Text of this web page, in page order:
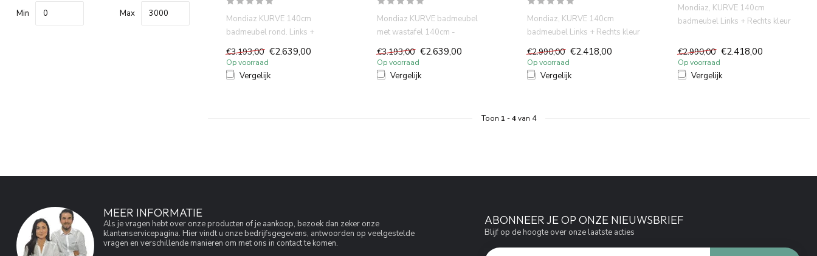
Min Max
Mondiaz KURVE 140cm
badmeubel rond. Links +
2 deu...
€3.193,00 €2.639,00
Op voorraad
Vergelijk
Mondiaz KURVE badmeubel
met wastafel 140cm -
Links + R...
€3.193,00 €2.639,00
Op voorraad
Vergelijk
Mondiaz, KURVE 140cm
badmeubel Links + Rechts kleur
€2.990,00 €2.418,00
Op voorraad
Vergelijk
Mondiaz, KURVE 140cm
badmeubel Links + Rechts kleur
€2.990,00 €2.418,00
Op voorraad
Vergelijk
Toon 1 -4van 4
MEER INFORMATIE
Als je vragen hebt over onze producten of je aankoop, bezoek dan zeker onze
klantenservicepagina. Hier vindt u onze bedrijfsgegevens, antwoorden op veelgestelde
vragen en verschillende manieren om met ons in contact te komen.
ABONNEER JE OP ONZE NIEUWSBRIEF
Blijf op de hoogte over onze laatste acties